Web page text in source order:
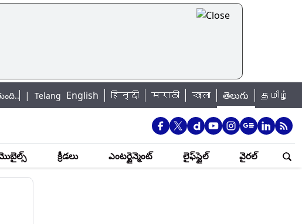
మీ జీవితం చాలా విలువైనది.. తొందరపడవద్దు.. ఆత్మహత్య చేసుకోవాలనుకునే
English हिन्दी मराठी বাংলা తెలుగు தமிழ்
క్రీడలు ఎంటర్టైన్మెంట్ లైఫ్‌స్టైల్ వైరల్